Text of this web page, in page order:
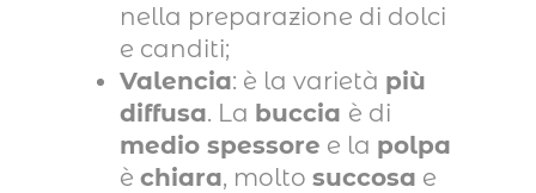
nella preparazione di dolci
e canditi;
Valencia: è la varietà più
diffusa. La buccia è di
medio spessore e la polpa
è chiara, molto succosa e